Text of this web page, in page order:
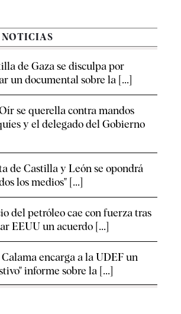
de Gaza se disculpa por
un documental sobre la [...]
se querella contra mandos
y el delegado del Gobierno
de Castilla y León se opondrá
los medios" [...]
del petróleo cae con fuerza tras
EEUU un acuerdo [...]
encarga a la UDEF un
informe sobre la [...]